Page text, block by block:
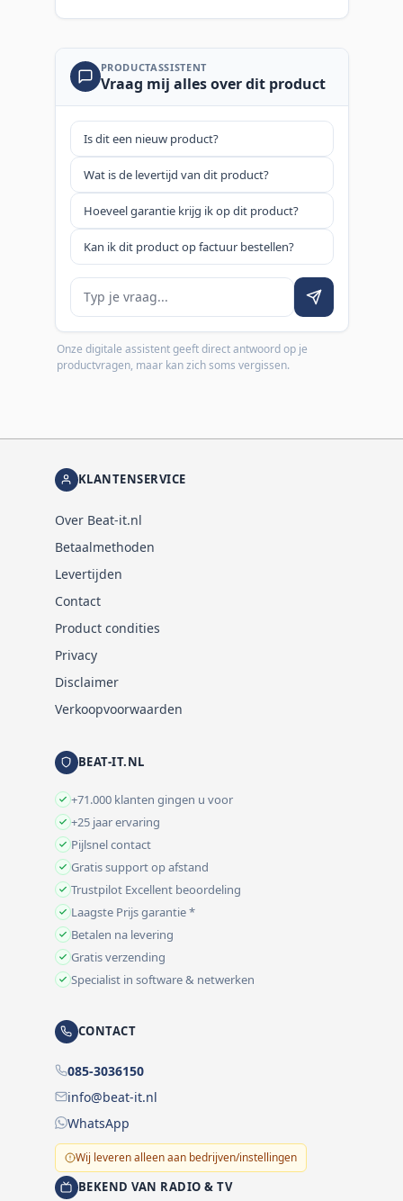
PRODUCTASSISTENT
Vraag mij alles over dit product
Is dit een nieuw product?
Wat is de levertijd van dit product?
Hoeveel garantie krijg ik op dit product?
Kan ik dit product op factuur bestellen?
Je vraag
Onze digitale assistent geeft direct antwoord op je
productvragen, maar kan zich soms vergissen.
KLANTENSERVICE
Over Beat-it.nl
Betaalmethoden
Levertijden
Contact
Product condities
Privacy
Disclaimer
Verkoopvoorwaarden
BEAT-IT.NL
+71.000 klanten gingen u voor
+25 jaar ervaring
Pijlsnel contact
Gratis support op afstand
Trustpilot Excellent beoordeling
Laagste Prijs garantie *
Betalen na levering
Gratis verzending
Specialist in software & netwerken
CONTACT
085-3036150
info@beat-it.nl
WhatsApp
Wij leveren alleen aan bedrijven/instellingen
BEKEND VAN RADIO & TV